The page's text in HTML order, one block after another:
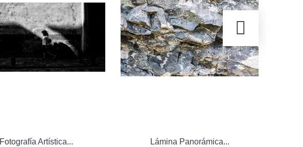
Fotografía Artística... Lámina Panorámica...